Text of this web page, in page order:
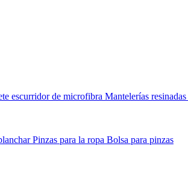
escurridor de microfibra Mantelerías resinadas
Pinzas para la ropa Bolsa para pinzas